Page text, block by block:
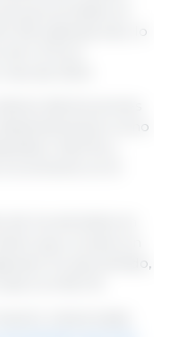
216 cabezas (cb), lo
como
En ese sentido,
relacionada